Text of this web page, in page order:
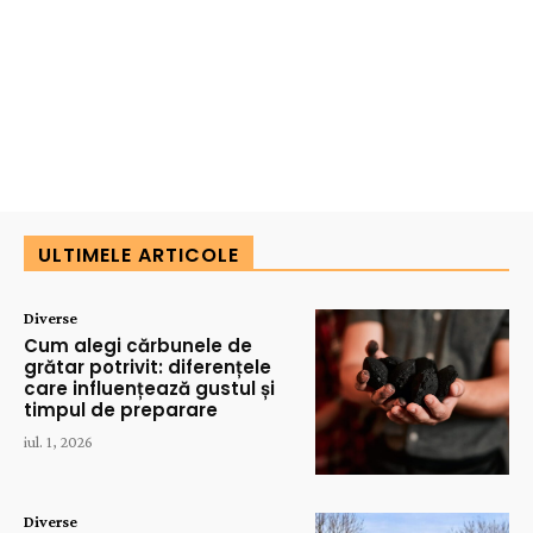
ULTIMELE ARTICOLE
Diverse
Cum alegi cărbunele de
grătar potrivit: diferențele
care influențează gustul și
timpul de preparare
iul. 1, 2026
Diverse